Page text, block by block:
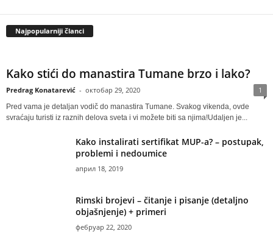
Najpopularniji članci
Kako stići do manastira Tumane brzo i lako?
Predrag Konatarević - октобар 29, 2020 1
Pred vama je detaljan vodič do manastira Tumane. Svakog vikenda, ovde
svraćaju turisti iz raznih delova sveta i vi možete biti sa njima!Udaljen je...
Kako instalirati sertifikat MUP-a? – postupak,
problemi i nedoumice
април 18, 2019
Rimski brojevi – čitanje i pisanje (detaljno
objašnjenje) + primeri
фебруар 22, 2020